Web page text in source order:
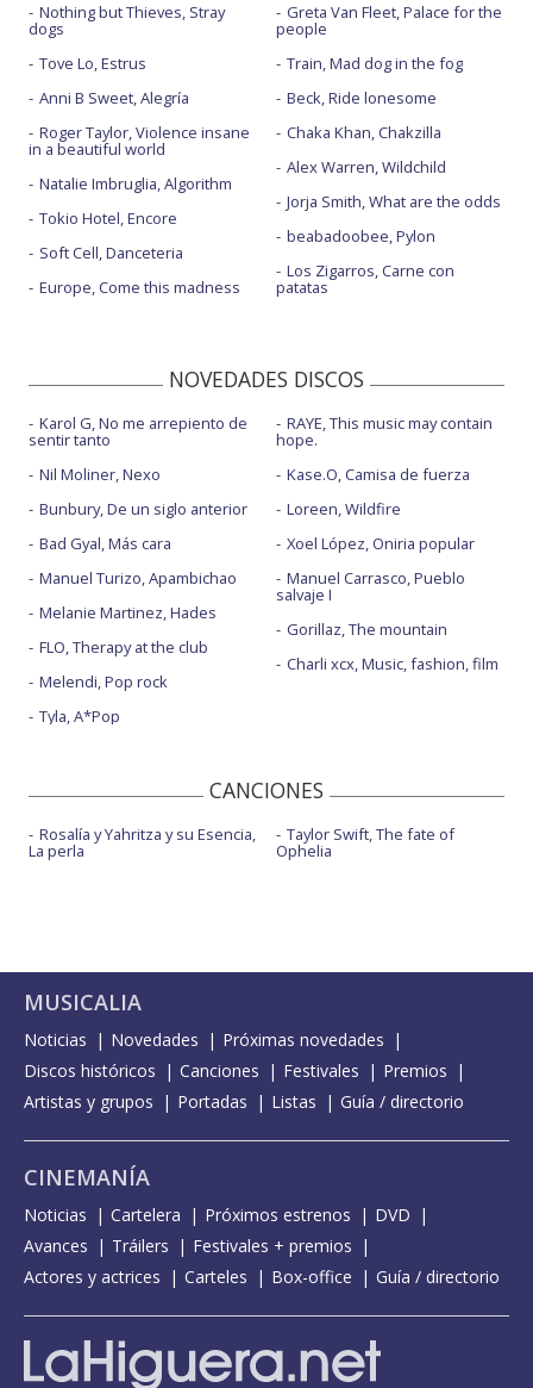
Nothing but Thieves, Stray
dogs
Tove Lo, Estrus
Anni B Sweet, Alegría
Roger Taylor, Violence insane
in a beautiful world
Natalie Imbruglia, Algorithm
Tokio Hotel, Encore
Soft Cell, Danceteria
Europe, Come this madness
Greta Van Fleet, Palace for the
people
Train, Mad dog in the fog
Beck, Ride lonesome
Chaka Khan, Chakzilla
Alex Warren, Wildchild
Jorja Smith, What are the odds
beabadoobee, Pylon
Los Zigarros, Carne con
patatas
NOVEDADES DISCOS
Karol G, No me arrepiento de
sentir tanto
Nil Moliner, Nexo
Bunbury, De un siglo anterior
Bad Gyal, Más cara
Manuel Turizo, Apambichao
Melanie Martinez, Hades
FLO, Therapy at the club
Melendi, Pop rock
Tyla, A*Pop
RAYE, This music may contain
hope.
Kase.O, Camisa de fuerza
Loreen, Wildfire
Xoel López, Oniria popular
Manuel Carrasco, Pueblo
salvaje I
Gorillaz, The mountain
Charli xcx, Music, fashion, film
CANCIONES
Rosalía y Yahritza y su Esencia,
La perla
Taylor Swift, The fate of
Ophelia
MUSICALIA
Noticias Novedades
Próximas novedades
Discos históricos
Canciones Festivales
Premios
Artistas y grupos
Portadas Listas Guía / directorio
CINEMANÍA
Noticias Cartelera Próximos estrenos
DVD
Avances
Tráilers
Festivales + premios
Actores y actrices
Carteles Box-office Guía / directorio